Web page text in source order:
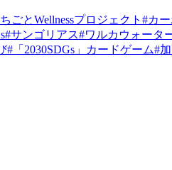
ごとWellnessプロジェクト #カ
#サンゴリアス#ワルカウォータ
#「2030SDGs」カードゲーム#